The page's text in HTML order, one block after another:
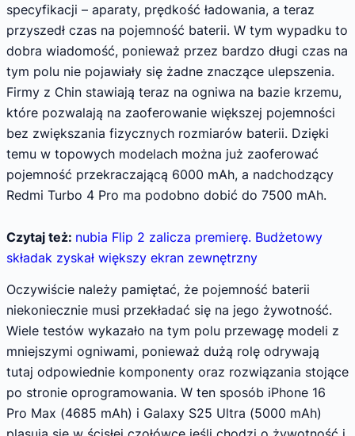
specyfikacji – aparaty, prędkość ładowania, a teraz
przyszedł czas na pojemność baterii. W tym wypadku to
dobra wiadomość, ponieważ przez bardzo długi czas na
tym polu nie pojawiały się żadne znaczące ulepszenia.
Firmy z Chin stawiają teraz na ogniwa na bazie krzemu,
które pozwalają na zaoferowanie większej pojemności
bez zwiększania fizycznych rozmiarów baterii. Dzięki
temu w topowych modelach można już zaoferować
pojemność przekraczającą 6000 mAh, a nadchodzący
Redmi Turbo 4 Pro ma podobno dobić do 7500 mAh.
Czytaj też: nubia Flip 2 zalicza premierę. Budżetowy
składak zyskał większy ekran zewnętrzny
Oczywiście należy pamiętać, że pojemność baterii
niekoniecznie musi przekładać się na jego żywotność.
Wiele testów wykazało na tym polu przewagę modeli z
mniejszymi ogniwami, ponieważ dużą rolę odrywają
tutaj odpowiednie komponenty oraz rozwiązania stojące
po stronie oprogramowania. W ten sposób iPhone 16
Pro Max (4685 mAh) i Galaxy S25 Ultra (5000 mAh)